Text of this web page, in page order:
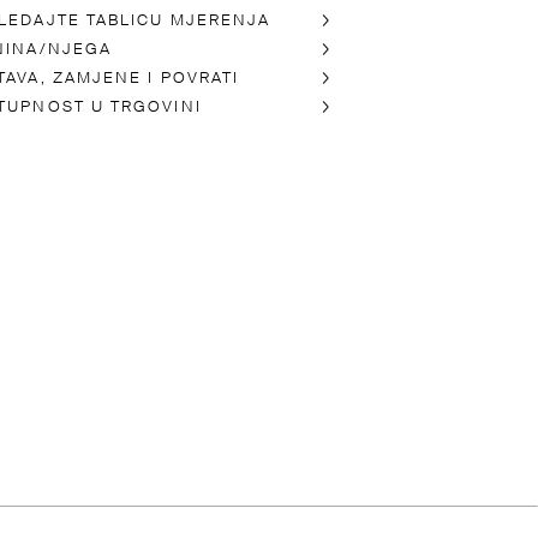
TABLICU MJERENJA
NJEGA
ZAMJENE I POVRATI
U TRGOVINI